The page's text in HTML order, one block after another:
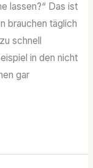
lassen?“ Das ist
brauchen täglich
schnell
in den nicht
gar